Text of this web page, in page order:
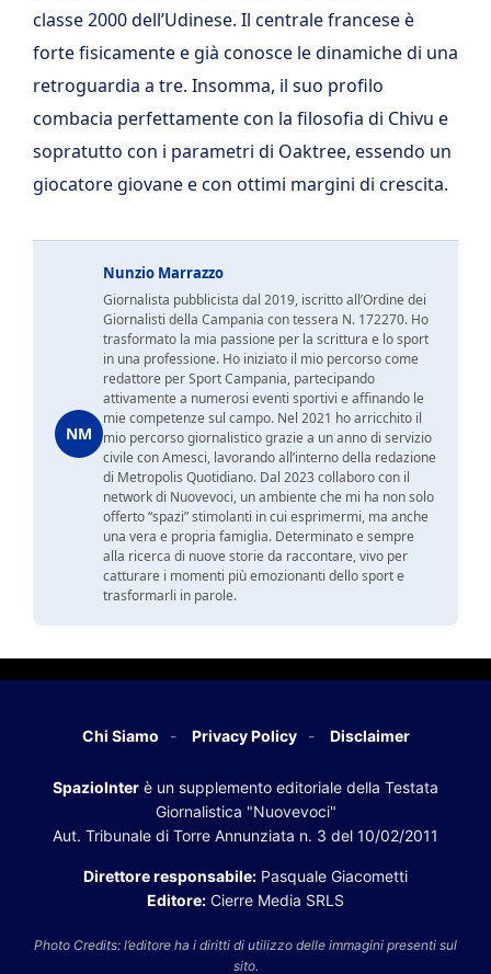
classe 2000 dell’Udinese. Il centrale francese è
forte fisicamente e già conosce le dinamiche di una
retroguardia a tre. Insomma, il suo profilo
combacia perfettamente con la filosofia di Chivu e
sopratutto con i parametri di Oaktree, essendo un
giocatore giovane e con ottimi margini di crescita.
NM
Nunzio Marrazzo
Giornalista pubblicista dal 2019, iscritto all’Ordine dei
Giornalisti della Campania con tessera N. 172270. Ho
trasformato la mia passione per la scrittura e lo sport
in una professione. Ho iniziato il mio percorso come
redattore per Sport Campania, partecipando
attivamente a numerosi eventi sportivi e affinando le
mie competenze sul campo. Nel 2021 ho arricchito il
mio percorso giornalistico grazie a un anno di servizio
civile con Amesci, lavorando all’interno della redazione
di Metropolis Quotidiano. Dal 2023 collaboro con il
network di Nuovevoci, un ambiente che mi ha non solo
offerto “spazi” stimolanti in cui esprimermi, ma anche
una vera e propria famiglia. Determinato e sempre
alla ricerca di nuove storie da raccontare, vivo per
catturare i momenti più emozionanti dello sport e
trasformarli in parole.
Chi Siamo Privacy Policy Disclaimer
SpazioInter è un supplemento editoriale della Testata
Giornalistica "Nuovevoci"
Aut. Tribunale di Torre Annunziata n. 3 del 10/02/2011
Direttore responsabile: Pasquale Giacometti
Editore: Cierre Media SRLS
Photo Credits: l’editore ha i diritti di utilizzo delle immagini presenti sul
sito.